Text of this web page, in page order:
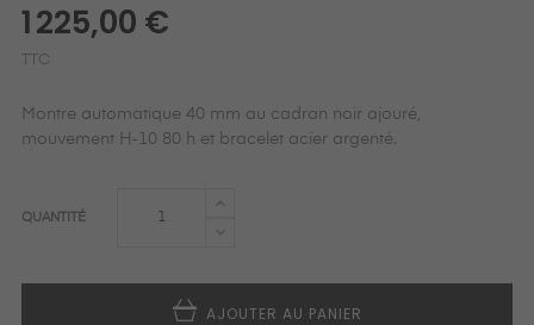
1 225,00 €
TTC
Montre automatique 40 mm au cadran noir ajouré,
mouvement H‑10 80 h et bracelet acier argenté.
QUANTITÉ
AJOUTER AU PANIER